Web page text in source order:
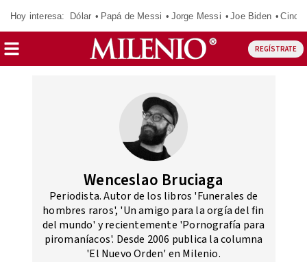
Hoy interesa: Dólar Papá de Messi Jorge Messi Joe Biden
REGÍSTRATE
Wenceslao Bruciaga
Periodista. Autor de los libros 'Funerales de
hombres raros', 'Un amigo para la orgía del fin
del mundo' y recientemente 'Pornografía para
piromaníacos'. Desde 2006 publica la columna
'El Nuevo Orden' en Milenio.